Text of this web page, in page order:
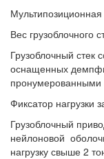
Вес грузоблочного
Грузоблочный стек
оснащенных
пронумерованными
Фиксатор нагрузки
Грузоблочный
нейлоновой
нагрузку свыше 2